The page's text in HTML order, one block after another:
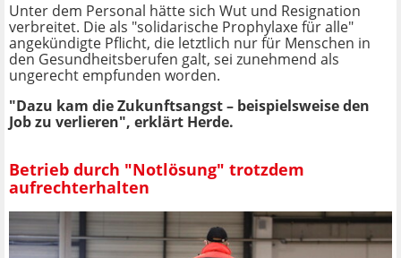
Unter dem Personal hätte sich Wut und Resignation
verbreitet. Die als "solidarische Prophylaxe für alle"
angekündigte Pflicht, die letztlich nur für Menschen in
den Gesundheitsberufen galt, sei zunehmend als
ungerecht empfunden worden.
"Dazu kam die Zukunftsangst – beispielsweise den
Job zu verlieren", erklärt Herde.
Betrieb durch "Notlösung" trotzdem
aufrechterhalten